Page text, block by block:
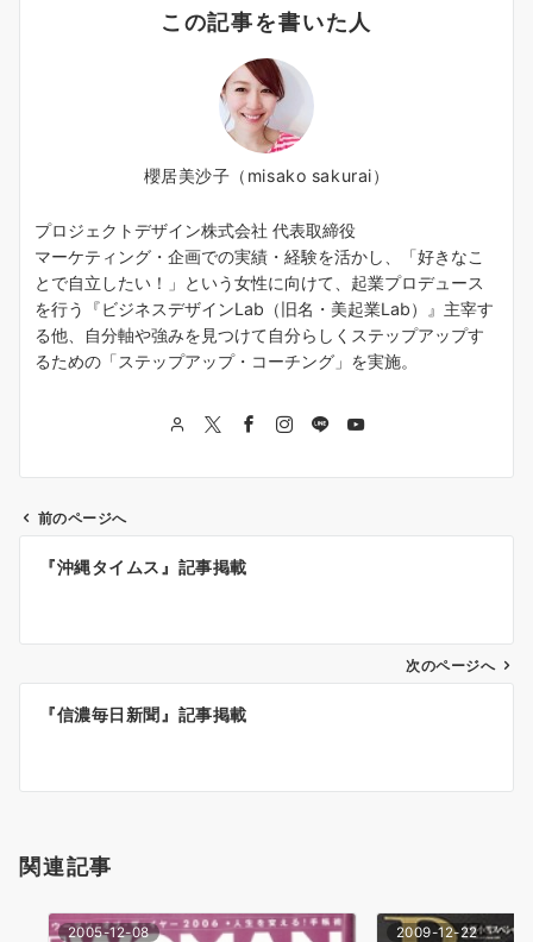
この記事を書いた人
櫻居美沙子（misako sakurai）
プロジェクトデザイン株式会社 代表取締役
マーケティング・企画での実績・経験を活かし、「好きなこ
とで自立したい！」という女性に向けて、起業プロデュース
を行う『ビジネスデザインLab（旧名・美起業Lab）』主宰す
る他、自分軸や強みを見つけて自分らしくステップアップす
るための「ステップアップ・コーチング」を実施。
シ
ン
前のページへ
『沖縄タイムス』記事掲載
次のページへ
『信濃毎日新聞』記事掲載
関連記事
2005-12-08 2009-12-22